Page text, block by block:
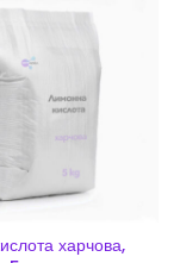
харчова,